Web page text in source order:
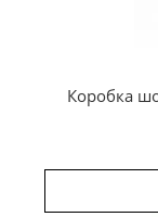
Коробка